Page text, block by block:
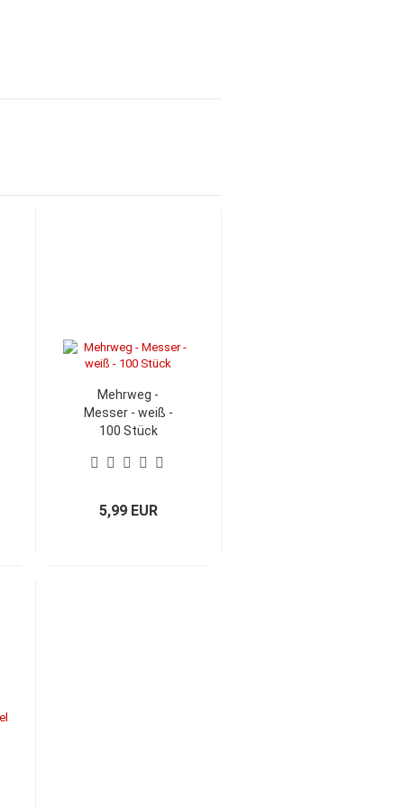
Mehrweg -
Messer - weiß -
100 Stück
5,99 EUR